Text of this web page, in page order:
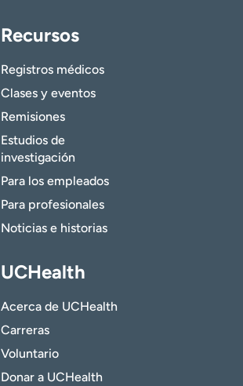
Recursos
Registros médicos
Clases y eventos
Remisiones
Estudios de
investigación
Para los empleados
Para profesionales
Noticias e historias
UCHealth
Acerca de UCHealth
Carreras
Voluntario
Donar a UCHealth